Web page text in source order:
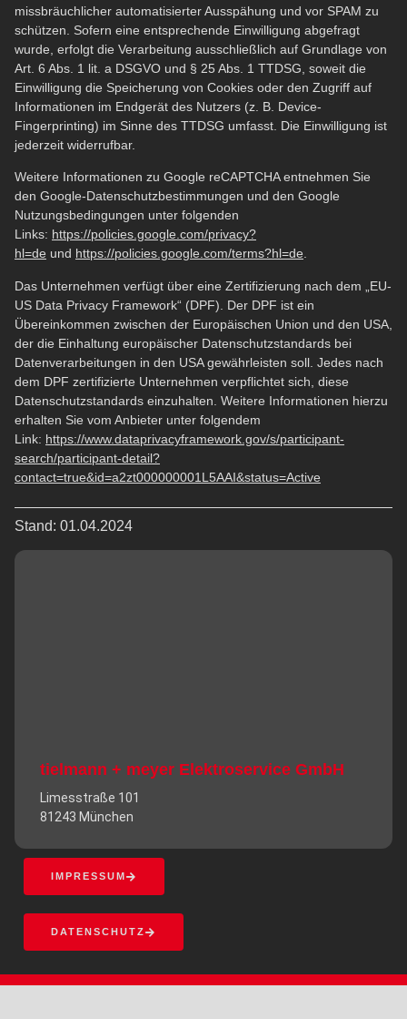
tielmann + meyer Elektroservice GmbH
Limesstraße 101
81243 München
IMPRESSUM
DATENSCHUTZ
missbräuchlicher automatisierter Ausspähung und vor SPAM zu
schützen. Sofern eine entsprechende Einwilligung abgefragt
wurde, erfolgt die Verarbeitung ausschließlich auf Grundlage von
Art. 6 Abs. 1 lit. a DSGVO und § 25 Abs. 1 TTDSG, soweit die
Einwilligung die Speicherung von Cookies oder den Zugriff auf
Informationen im Endgerät des Nutzers (z. B. Device-
Fingerprinting) im Sinne des TTDSG umfasst. Die Einwilligung ist
jederzeit widerrufbar.
Weitere Informationen zu Google reCAPTCHA entnehmen Sie
den Google-Datenschutzbestimmungen und den Google
Nutzungsbedingungen unter folgenden
Links: https://policies.google.com/privacy?
hl=de und https://policies.google.com/terms?hl=de.
Das Unternehmen verfügt über eine Zertifizierung nach dem „EU-
US Data Privacy Framework“ (DPF). Der DPF ist ein
Übereinkommen zwischen der Europäischen Union und den USA,
der die Einhaltung europäischer Datenschutzstandards bei
Datenverarbeitungen in den USA gewährleisten soll. Jedes nach
dem DPF zertifizierte Unternehmen verpflichtet sich, diese
Datenschutzstandards einzuhalten. Weitere Informationen hierzu
erhalten Sie vom Anbieter unter folgendem
Link: https://www.dataprivacyframework.gov/s/participant-
search/participant-detail?
contact=true&id=a2zt000000001L5AAI&status=Active
Stand: 01.04.2024